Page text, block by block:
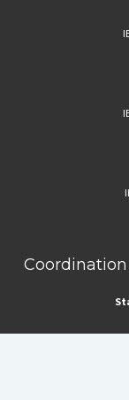
Coordination